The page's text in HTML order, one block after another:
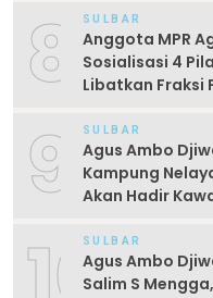
8 SULBAR
Anggota MPR
Sosialisasi 4
Libatkan Fraksi
9 SULBAR
Agus Ambo
Kampung
Akan Hadir
SULBAR
Agus Ambo
Salim S